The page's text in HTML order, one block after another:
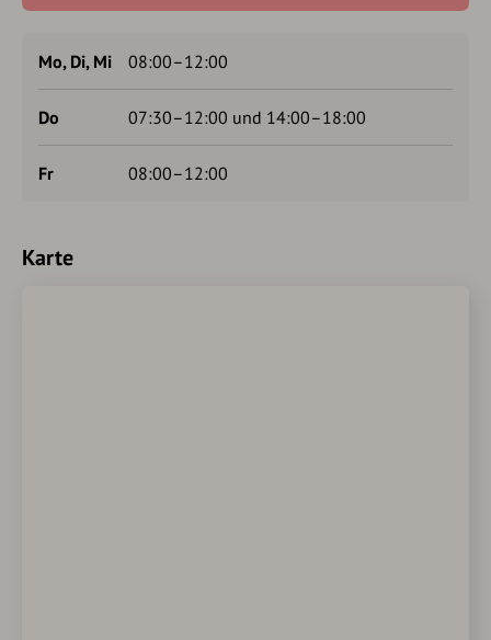
Mo, Di, Mi 08:00–12:00
Do 07:30–12:00 und 14:00–18:00
Fr 08:00–12:00
Karte